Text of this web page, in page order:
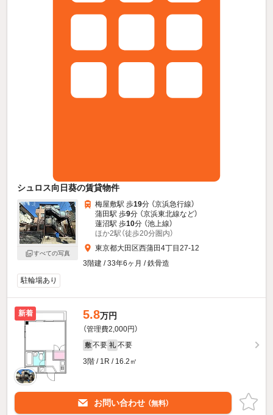
シュロス向日葵の賃貸物件
すべての写真
梅屋敷駅 歩19分 （京浜急行線）
蒲田駅 歩9分 （京浜東北線など）
蓮沼駅 歩10分 （池上線）
ほか2駅（徒歩20分圏内）
東京都大田区西蒲田4丁目27-12
3階建 / 33年6ヶ月 / 鉄骨造
駐輪場あり
新着 5.8万円
（管理費2,000円）
敷 不要 礼 不要
3階 / 1R / 16.2㎡
お問い合わせ （無料）